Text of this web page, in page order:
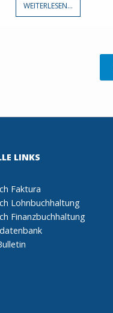
WEITERLESEN...
LINKS
Faktura
Lohnbuchhaltung
Finanzbuchhaltung